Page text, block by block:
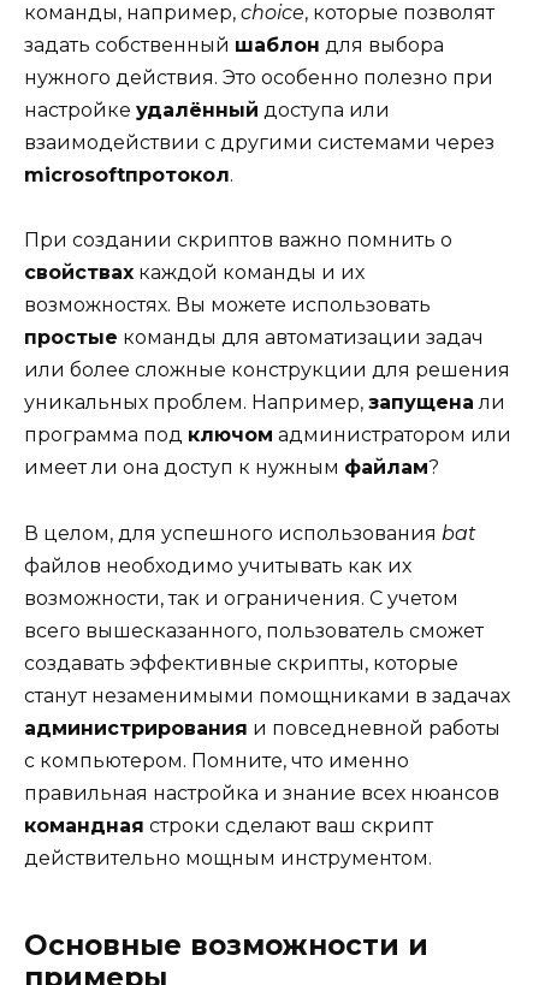
команды, например, choice, которые позволят
задать собственный шаблон для выбора
нужного действия. Это особенно полезно при
настройке удалённый доступа или
взаимодействии с другими системами через
microsoftпротокол.
При создании скриптов важно помнить о
свойствах каждой команды и их
возможностях. Вы можете использовать
простые команды для автоматизации задач
или более сложные конструкции для решения
уникальных проблем. Например, запущена ли
программа под ключом администратором или
имеет ли она доступ к нужным файлам?
В целом, для успешного использования bat
файлов необходимо учитывать как их
возможности, так и ограничения. С учетом
всего вышесказанного, пользователь сможет
создавать эффективные скрипты, которые
станут незаменимыми помощниками в задачах
администрирования и повседневной работы
с компьютером. Помните, что именно
правильная настройка и знание всех нюансов
командная строки сделают ваш скрипт
действительно мощным инструментом.
Основные возможности и
примеры